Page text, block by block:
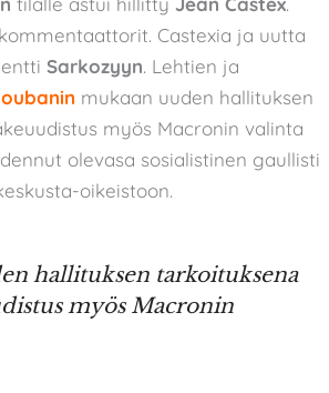
Castexia ja uutta
Sarkozyyn. Lehtien ja
mukaan uuden hallituksen
myös Macronin valinta
olevasa sosialistinen gaullisti
oikeistoon.
hallituksen tarkoituksena
myös Macronin